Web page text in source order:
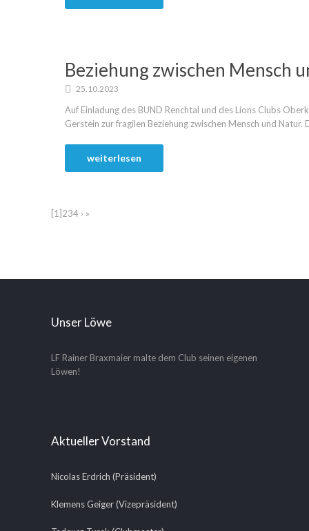
Beziehung zwischen Mensch
25.10.2023
Auf Einladung des BUND Renchtal und des Lions Clubs
Gerstein zur fragilen Beziehung zwischen Mensch und
weiterlesen
[1]234 › »
Unser Löwe
LF Rainer Braxmaier malte dem Club seinen eigenen
Löwen!
Aktueller Vorstand
Nicolas Erdrich (Präsident)
Klemens Geiger (Vizepräsident)